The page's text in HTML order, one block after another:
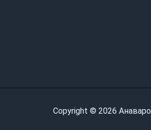
Copyright © 2026